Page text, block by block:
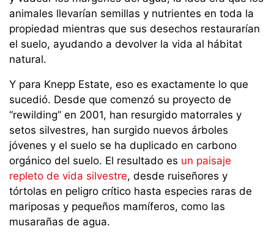
animales llevarían semillas y nutrientes en toda la
propiedad mientras que sus desechos restaurarían
el suelo, ayudando a devolver la vida al hábitat
natural.
Y para Knepp Estate, eso es exactamente lo que
sucedió. Desde que comenzó su proyecto de
“rewilding” en 2001, han resurgido matorrales y
setos silvestres, han surgido nuevos árboles
jóvenes y el suelo se ha duplicado en carbono
orgánico del suelo. El resultado es un paisaje
repleto de vida silvestre, desde ruiseñores y
tórtolas en peligro crítico hasta especies raras de
mariposas y pequeños mamíferos, como las
musarañas de agua.